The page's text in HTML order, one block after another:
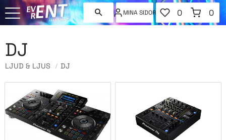
MINA SIDOR
FAVORITER
ANTAL
0
KUNDVAGN
0
DJ
LJUD & LJUS DJ